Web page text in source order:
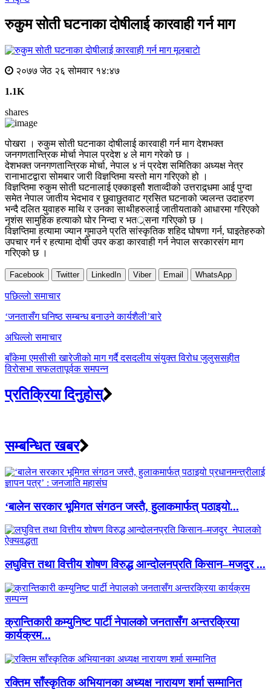
रुकुम सोती घटनाका दोषीलाई कारवाही गर्न माग
मूलबाटाे
२०७७ जेठ २६ सोमवार १४:४७
1.1K
shares
पोखरा । रुकुम सोती घटनाका दोषीलाई कारवाही गर्न माग देशभक्त
जनगणतान्त्रिक मोर्चा नेपाल प्रदेश ४ ले माग गरेको छ ।
देशभक्त जनगणतान्त्रिक मोर्चा, नेपाल ४ नं प्रदेश समितिका अध्यक्ष नेत्र
रानाभाटद्वारा सोमबार जारी विज्ञप्तिमा यस्तो माग गरिएको हो ।
विज्ञप्तिमा रुकुम सोती घटनालाई एक्काइसौ शताव्दीको उत्तराद्र्धमा आई पुग्दा
समेत नेपाल जातीय भेदभाव र छुवाछुतवाट ग्रसित घटनाको ज्वलन्त उदाहरण
भन्दै दलित युवाहरु माथि र उनका साथीहरुलाई जातीयताको आधारमा गरिएको
नृशंस सामुहिक हत्याको घोर निन्दा र भतर््सना गरिएको छ ।
विज्ञप्तिमा हत्यामा ज्यान गुमाउने प्रति सांस्कृतिक शहिद घोषणा गर्न, घाइतेहरुको
उपचार गर्न र हत्यामा दोषी उपर कडा कारवाही गर्न नेपाल सरकारसंग माग
गरिएको छ ।
Facebook Twitter LinkedIn Viber Email WhatsApp
Post
navigation
पछिल्लाे समाचार
‘जनतासँग घनिष्ठ सम्बन्ध बनाउने कार्यशैली’बारे
अघिल्लाे समाचार
बाँकेमा एमसीसी खारेजीको माग गर्दै दसदलीय संयुक्त विरोध जुलुससहीत
विरोसभा सफलतापूर्वक समपन्न
प्रतिक्रिया दिनुहोस्
सम्बन्धित खबर
‘बालेन सरकार भूमिगत संगठन जस्तै, हुलाकमार्फत् पठाइयो...
लघुवित्त तथा वित्तीय शोषण विरुद्ध आन्दोलनप्रति किसान–मजदुर ...
क्रान्तिकारी कम्युनिष्ट पार्टी नेपालको जनतासँग अन्तरक्रिया
कार्यक्रम...
रक्तिम साँस्कृतिक अभियानका अध्यक्ष नारायण शर्मा सम्मानित